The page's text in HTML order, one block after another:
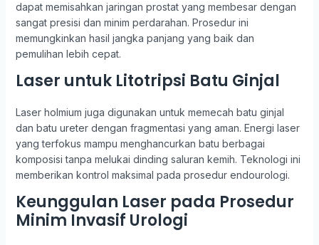
dapat memisahkan jaringan prostat yang membesar dengan
sangat presisi dan minim perdarahan. Prosedur ini
memungkinkan hasil jangka panjang yang baik dan
pemulihan lebih cepat.
Laser untuk Litotripsi Batu Ginjal
Laser holmium juga digunakan untuk memecah batu ginjal
dan batu ureter dengan fragmentasi yang aman. Energi laser
yang terfokus mampu menghancurkan batu berbagai
komposisi tanpa melukai dinding saluran kemih. Teknologi ini
memberikan kontrol maksimal pada prosedur endourologi.
Keunggulan Laser pada Prosedur
Minim Invasif Urologi